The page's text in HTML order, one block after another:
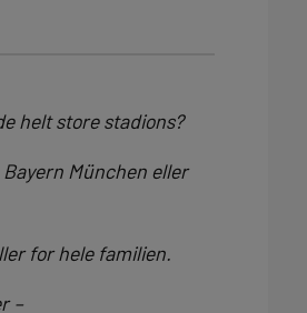
helt store stadions?
München eller
for hele familien.
–